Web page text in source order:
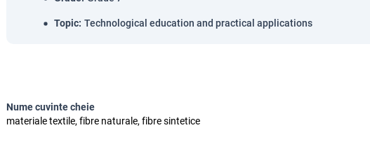
Topic: Technological education and practical applications
Nume cuvinte cheie
materiale textile, fibre naturale, fibre sintetice